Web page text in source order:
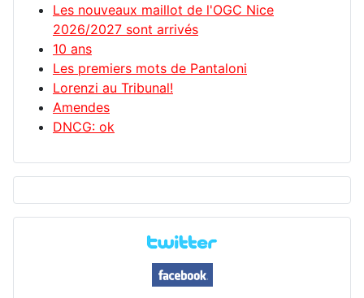
Les nouveaux maillot de l'OGC Nice
2026/2027 sont arrivés
10 ans
Les premiers mots de Pantaloni
Lorenzi au Tribunal!
Amendes
DNCG: ok